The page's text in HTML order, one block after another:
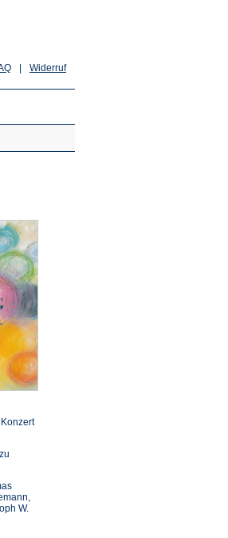
Widerruf
W.